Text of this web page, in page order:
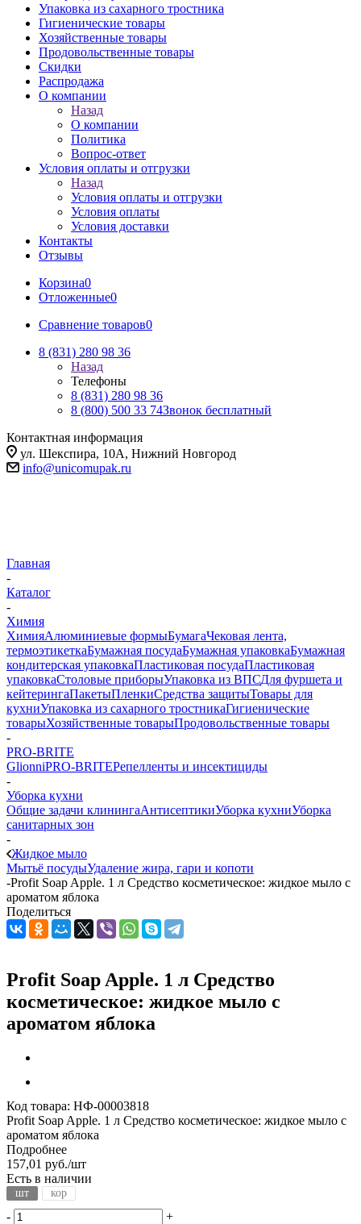
Упаковка из сахарного тростника
Гигиенические товары
Хозяйственные товары
Продовольственные товары
Скидки
Распродажа
О компании
Назад
О компании
Политика
Вопрос-ответ
Условия оплаты и отгрузки
Назад
Условия оплаты и отгрузки
Условия оплаты
Условия доставки
Контакты
Отзывы
Корзина0
Отложенные0
Сравнение товаров0
8 (831) 280 98 36
Назад
Телефоны
8 (831) 280 98 36
8 (800) 500 33 74Звонок бесплатный
Контактная информация
ул. Шекспира, 10А, Нижний Новгород
info@unicomupak.ru
Главная
-
Каталог
-
Химия
ХимияАлюминиевые формыБумагаЧековая лента,
термоэтикеткаБумажная посудаБумажная упаковкаБумажная
кондитерская упаковкаПластиковая посудаПластиковая
упаковкаСтоловые приборыУпаковка из ВПСДля фуршета и
кейтерингаПакетыПленкиСредства защитыТовары для
кухниУпаковка из сахарного тростникаГигиенические
товарыХозяйственные товарыПродовольственные товары
-
PRO-BRITE
GlionniPRO-BRITEРепелленты и инсектициды
-
Уборка кухни
Общие задачи клинингаАнтисептикиУборка кухниУборка
санитарных зон
-
Жидкое мыло
Мытьё посудыУдаление жира, гари и копоти
-Profit Soap Apple. 1 л Средство косметическое: жидкое мыло с
ароматом яблока
Поделиться
Profit Soap Apple. 1 л Средство
косметическое: жидкое мыло с
ароматом яблока
Код товара: НФ-00003818
Profit Soap Apple. 1 л Средство косметическое: жидкое мыло с
ароматом яблока
Подробнее
157,01 руб./шт
Есть в наличии
шт кор
-
+